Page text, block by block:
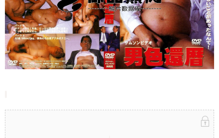
[Samson]男色還暦
当前隐藏内容需要支付100熊币 已有23人支付 登录
立刻注册 0 收藏